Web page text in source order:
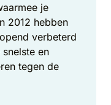
je
2012 hebben
verbeterd
en
tegen de